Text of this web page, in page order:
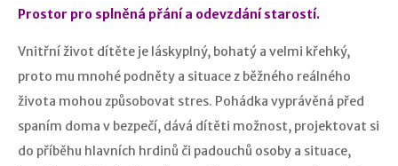
Prostor pro splněná přání a odevzdání starostí.
Vnitřní život dítěte je láskyplný, bohatý a velmi křehký,
proto mu mnohé podněty a situace z běžného reálného
života mohou způsobovat stres. Pohádka vyprávěná před
spaním doma v bezpečí, dává dítěti možnost, projektovat si
do příběhu hlavních hrdinů či padouchů osoby a situace,